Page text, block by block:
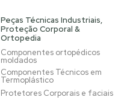
Peças Técnicas Industriais,
Proteção Corporal &
Ortopedia
Componentes ortopédicos
moldados
Componentes Técnicos em
Termoplástico
Protetores Corporais e faciais